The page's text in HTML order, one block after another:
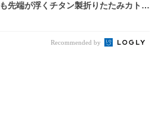
も先端が浮くチタン製折りたたみカトラ
Recommended by